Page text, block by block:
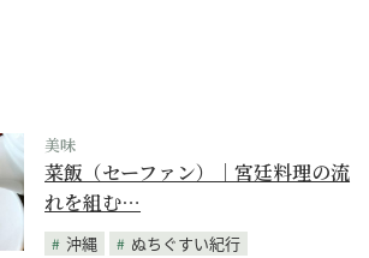
美味
菜飯（セーファン）｜宮廷料理の流
れを組む…
沖縄
ぬちぐすい紀行